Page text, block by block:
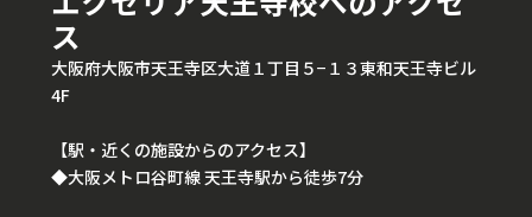
ス
大阪府大阪市天王寺区大道１丁目５−１３東和天王寺ビル
4F
【駅・近くの施設からのアクセス】
◆大阪メトロ谷町線 天王寺駅から徒歩7分